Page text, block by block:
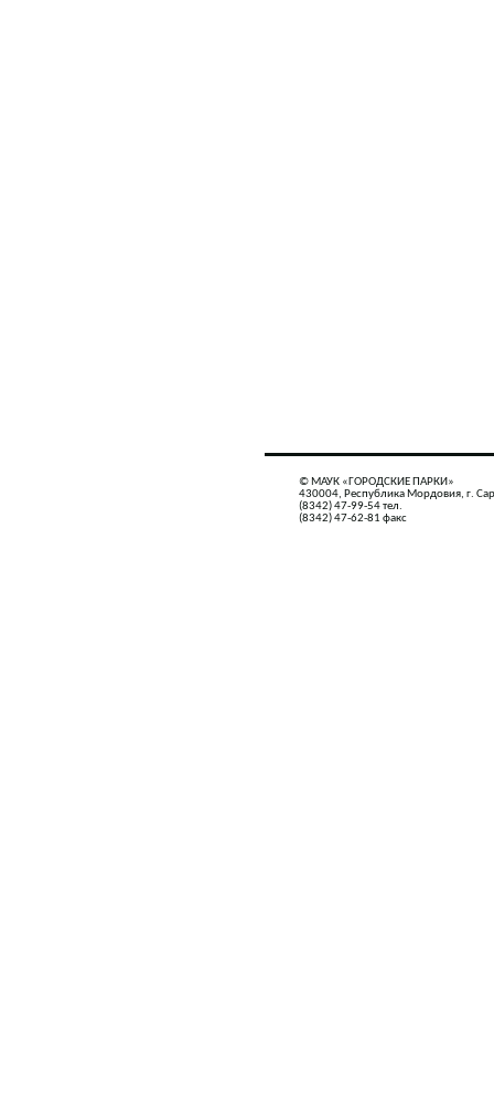
© МАУК «ГОРОДСКИЕ ПАРКИ»
430004, Республика Мордовия, г.
(8342) 47-99-54 тел.
(8342) 47-62-81 факс